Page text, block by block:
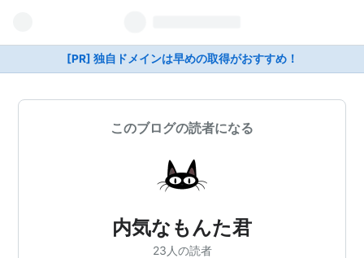
[PR] 独自ドメインは早めの取得がおすすめ！
このブログの読者になる
内気なもんた君
23人の読者